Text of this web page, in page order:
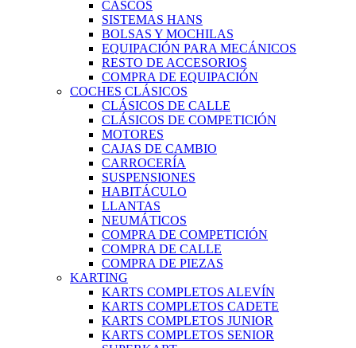
CASCOS
SISTEMAS HANS
BOLSAS Y MOCHILAS
EQUIPACIÓN PARA MECÁNICOS
RESTO DE ACCESORIOS
COMPRA DE EQUIPACIÓN
COCHES CLÁSICOS
CLÁSICOS DE CALLE
CLÁSICOS DE COMPETICIÓN
MOTORES
CAJAS DE CAMBIO
CARROCERÍA
SUSPENSIONES
HABITÁCULO
LLANTAS
NEUMÁTICOS
COMPRA DE COMPETICIÓN
COMPRA DE CALLE
COMPRA DE PIEZAS
KARTING
KARTS COMPLETOS ALEVÍN
KARTS COMPLETOS CADETE
KARTS COMPLETOS JUNIOR
KARTS COMPLETOS SENIOR